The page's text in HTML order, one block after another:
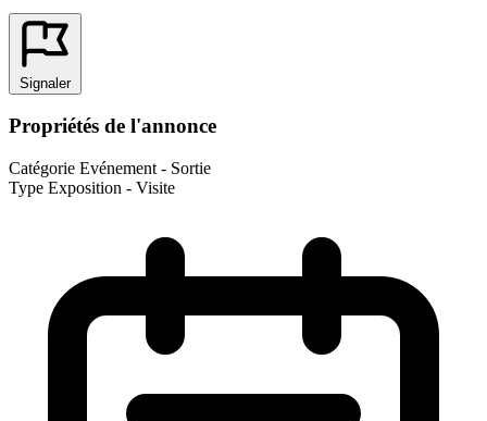
Signaler
Propriétés de l'annonce
Catégorie Evénement - Sortie
Type Exposition - Visite